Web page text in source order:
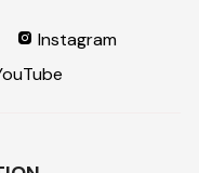
Instagram